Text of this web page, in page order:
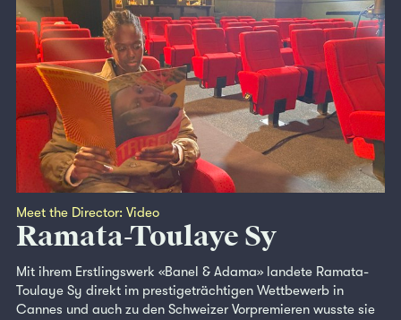
Meet the Director: Video
Ramata-Toulaye Sy
Mit ihrem Erstlingswerk «Banel & Adama» landete Ramata-
Toulaye Sy direkt im prestigeträchtigen Wettbewerb in
Cannes und auch zu den Schweizer Vorpremieren wusste sie